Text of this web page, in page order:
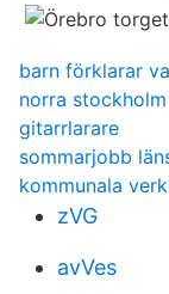
barn förklarar
norra
gitarrlarare
sommarjobb
kommunala
zVG
avVes